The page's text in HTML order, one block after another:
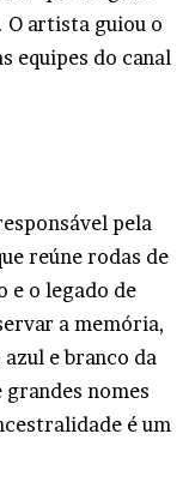
artista guiou o
equipes do canal
pela
reúne rodas de
e o legado de
a memória,
e branco da
grandes nomes
é um